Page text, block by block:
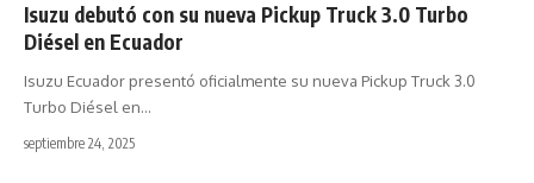
Isuzu debutó con su nueva Pickup Truck 3.0 Turbo
Diésel en Ecuador
Isuzu Ecuador presentó oficialmente su nueva Pickup Truck 3.0
Turbo Diésel en…
septiembre 24, 2025